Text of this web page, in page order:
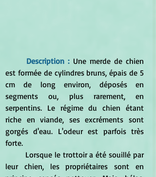
Description : Une merde de chien
est formée de cylindres bruns, épais de 5
cm de long environ, déposés en
segments ou, plus rarement, en
serpentins. Le régime du chien étant
riche en viande, ses excréments sont
gorgés d'eau. L'odeur est parfois très
forte.
leur chien, les propriétaires sont en